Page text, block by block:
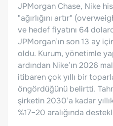
JPMorgan Chase, Nike
"ağırlığını artır"
ve hedef fiyatını 64
JPMorgan’ın son 13 ay
oldu. Kurum, yönetimle
ardından Nike’ın 2026
itibaren çok yıllı bir
öngördüğünü belirtti.
şirketin 2030’a kadar
%17–20 aralığında